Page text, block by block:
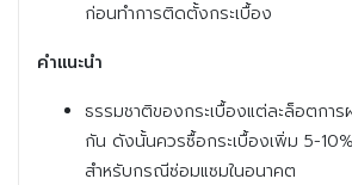
ก่อนทำการติดตั้งกระเบื้อง
คำแนะนำ
ธรรมชาติของกระเบื้องแต่ละล็อตกา
กัน ดังนั้นควรซื้อกระเบื้องเพิ่ม 5-
สำหรับกรณีซ่อมแซมในอนาคต